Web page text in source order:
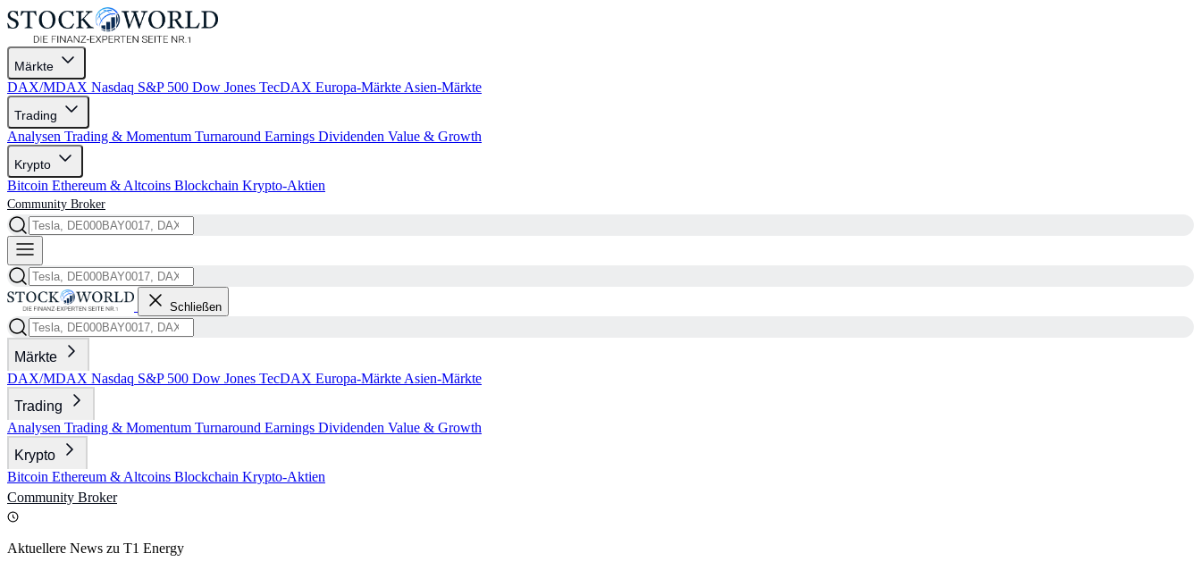
Märkte
DAX/MDAX Nasdaq S&P 500 Dow Jones TecDAX Europa-Märkte Asien-Märkte
Trading
Analysen Trading & Momentum Turnaround Earnings Dividenden Value & Growth
Krypto
Bitcoin Ethereum & Altcoins Blockchain Krypto-Aktien
Community Broker
Schließen
Märkte
DAX/MDAX Nasdaq S&P 500 Dow Jones TecDAX Europa-Märkte Asien-Märkte
Trading
Analysen Trading & Momentum Turnaround Earnings Dividenden Value & Growth
Krypto
Bitcoin Ethereum & Altcoins Blockchain Krypto-Aktien
Community Broker
Aktuellere News zu T1 Energy